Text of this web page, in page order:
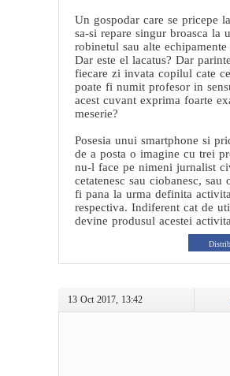
Un gospodar care se pricepe
sa-si repare singur broasca la
robinetul sau alte echipamente
Dar este el lacatus? Dar
fiecare zi invata copilul cate
poate fi numit profesor in
acest cuvant exprima foarte
meserie?
Posesia unui smartphone si
de a posta o imagine cu trei
nu-l face pe nimeni jurnalist
cetatenesc sau ciobanesc, sau
fi pana la urma definita
respectiva. Indiferent cat de
devine produsul acestei
13 Oct 2017, 13:42